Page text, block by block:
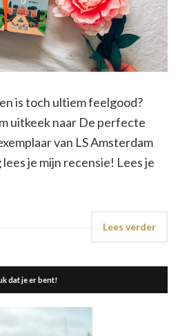
is toch ultiem feelgood?
uitkeek naar De perfecte
van LS Amsterdam
je mijn recensie! Lees je
Lees verder
dat je er bent!